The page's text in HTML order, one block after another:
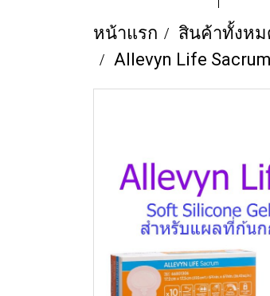
หน้าแรก สินค้าทั้งหม
Allevyn Life